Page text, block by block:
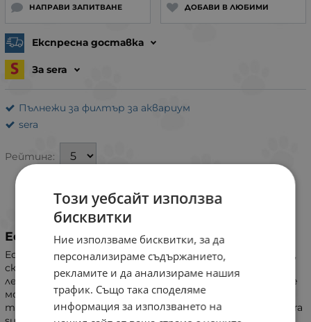
НАПРАВИ ЗАПИТВАНЕ ДОБАВИ В ЛЮБИМИ
Експресна доставка
За sera
Пълнежи за филтър за аквариум
sera
Рейтинг:
ИНФОРМАЦИЯ
Естествена тропическа мека вода
Естествената жизнена среда за рибки, като дискуси,
скаларии или неонки се характеризира с много мека,
леко кисела и често доста тъмно оцветена вода. Вие
може да постигнете така наречената черна
тропическа гора, безпроблемно и дълготрайно със sera
Този уебсайт използва
бисквитки
Ние използваме бисквитки, за да
персонализираме съдържанието,
рекламите и да анализираме нашия
трафик. Също така споделяме
информация за използването на